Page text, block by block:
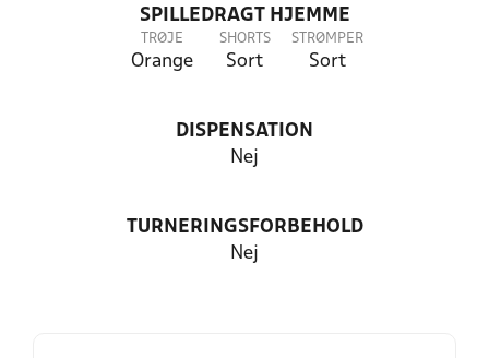
SPILLEDRAGT HJEMME
TRØJE
Orange
SHORTS
Sort
STRØMPER
Sort
DISPENSATION
Nej
TURNERINGSFORBEHOLD
Nej